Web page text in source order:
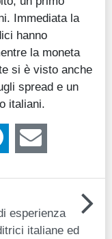
Immediata la
hanno
la moneta
si è visto anche
spread e un
italiani.
esperienza
italiane ed